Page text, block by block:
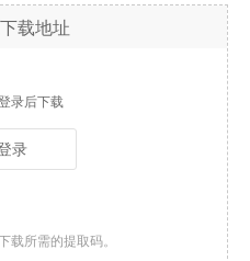
载地址
录后下载
录
载所需的提取码。